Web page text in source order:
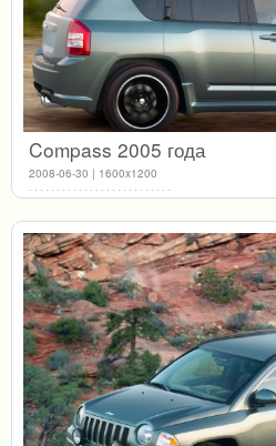
Compass 2005 года
2008-06-30 | 1600x1200